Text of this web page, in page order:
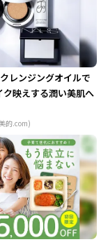
レンジングオイルで
ク映えする潤い美肌へ
的.com)